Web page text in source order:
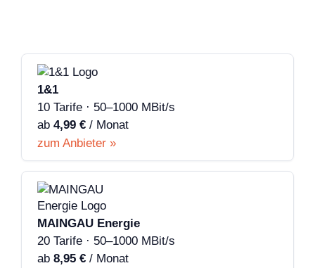
1&1
10 Tarife · 50–1000 MBit/s
ab 4,99 € / Monat
zum Anbieter »
MAINGAU Energie
20 Tarife · 50–1000 MBit/s
ab 8,95 € / Monat